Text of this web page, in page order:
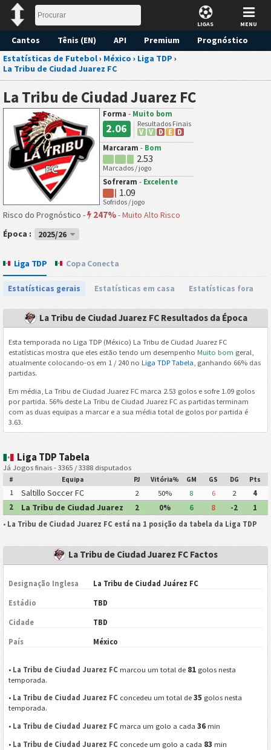
LIGAS MENU
Cantos Tênis (EN) API Premium
Prognóstico
Estatísticas de Futebol› México › Liga TDP ›
La Tribu de Ciudad Juarez FC
La Tribu de Ciudad Juarez FC
Forma - Muito bom
2.06
Resultados Finais
V
V D E
D
Marcaram - Bom
2.53
Marcados / jogo
Sofreram - Excelente
1.09
Sofridos / jogo
Risco do Prognóstico - 247%-Muito Alto Risco
Época :
2025/26
Liga TDP Copa Conecta
Estatísticas gerais Estatísticas em casa Estatísticas fora
La Tribu de Ciudad Juarez FC Resultados da Época
Esta temporada no Liga TDP (México) La Tribu de Ciudad Juarez FC
estatísticas mostra que eles estão tendo um desempenho Muito bom geral,
atualmente colocando-os em 1 / 240 no Liga TDP Tabela, ganhando 66% das
partidas.
Em média, La Tribu de Ciudad Juarez FC marca 2.53 golos e sofre 1.09 golos
por partida. 56% deste La Tribu de Ciudad Juarez FC as partidas terminam
com as duas equipas a marcar e a sua média total de golos por partida é
3.63.
Liga TDP Tabela
Já Jogos finais - 3365 / 3388 disputados
# Equipa PJ Vitória% GM GS DG Pts
1 Saltillo Soccer FC 2 50% 8 6 2
4
2
La Tribu de Ciudad Juarez
FC
2 0% 6 8 -2
1
• La Tribu de Ciudad Juarez FC está na 1 posição da tabela da Liga TDP
La Tribu de Ciudad Juarez FC Factos
Designação Inglesa La Tribu de Ciudad Juárez FC
Estádio TBD
Cidade TBD
País México
• La Tribu de Ciudad Juarez FC marcou um total de 81 golos nesta
temporada.
• La Tribu de Ciudad Juarez FC concedeu um total de35 golos nesta
temporada.
• La Tribu de Ciudad Juarez FC marca um golo a cada36 min
• La Tribu de Ciudad Juarez FC concede um golo a cada 83 min